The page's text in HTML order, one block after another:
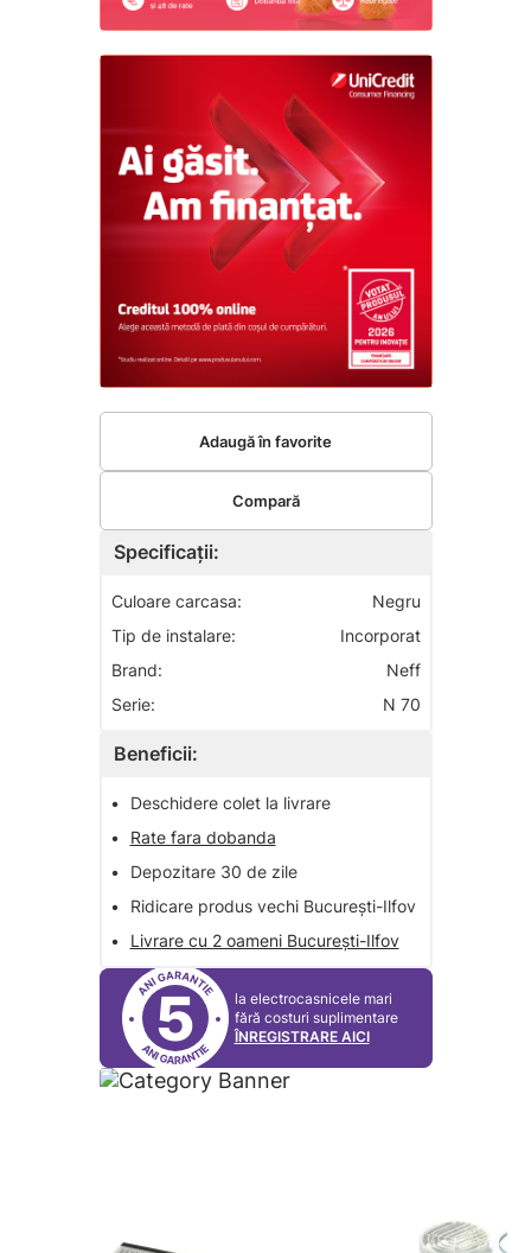
Specificații:
Culoare carcasa:
Negru
Tip de instalare:
Incorporat
Brand:
Neff
Serie:
N 70
Beneficii:
•
Deschidere colet la livrare
•
Rate fara dobanda
•
Depozitare 30 de zile
•
Ridicare produs vechi București-Ilfov
•
Livrare cu 2 oameni București-Ilfov
5
la electrocasnicele mari
fără costuri suplimentare
ÎNREGISTRARE AICI
Adaugă în favorite
Compară